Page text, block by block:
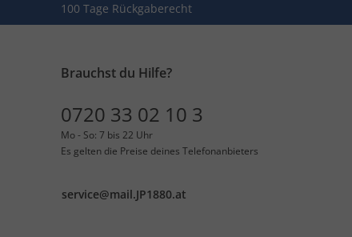
100 Tage Rückgaberecht
Brauchst du Hilfe?
0720 33 02 10 3
Mo - So: 7 bis 22 Uhr
Es gelten die Preise deines Telefonanbieters
service@mail.JP1880.at